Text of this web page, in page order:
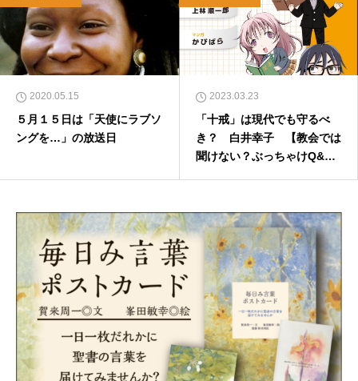
2020.05.15
５月１５日は「天使にラブソ
ングを…」の放送日
2023.03.23
「十戒」は現代でも守るべ
き？ 白井幸子 【教会では
聞けない？ぶっちゃけQ&